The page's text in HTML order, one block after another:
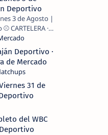
Deportivo
3 de Agosto |
Deportivo ·
de Mercado
31 de
del WBC